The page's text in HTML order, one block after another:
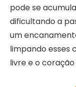
pode se
dificultando a
um
limpando esses
livre e o coração